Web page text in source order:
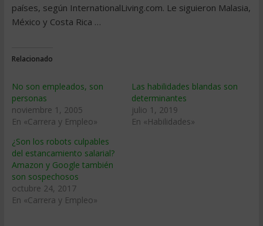
países, según InternationalLiving.com. Le siguieron Malasia,
México y Costa Rica …
Relacionado
No son empleados, son
personas
noviembre 1, 2005
En «Carrera y Empleo»
Las habilidades blandas son
determinantes
julio 1, 2019
En «Habilidades»
¿Son los robots culpables
del estancamiento salarial?
Amazon y Google también
son sospechosos
octubre 24, 2017
En «Carrera y Empleo»